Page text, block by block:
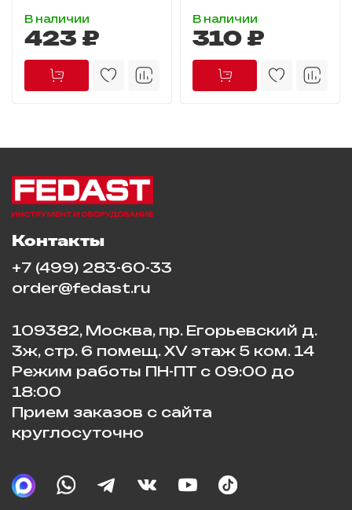
В наличии
423 ₽
В наличии
310 ₽
Контакты
+7 (499) 283-60-33
order@fedast.ru
109382, Москва, пр. Егорьевский д.
3ж, стр. 6 помещ. XV этаж 5 ком. 14
Режим работы ПН-ПТ с 09:00 до
18:00
Прием заказов с сайта
круглосуточно